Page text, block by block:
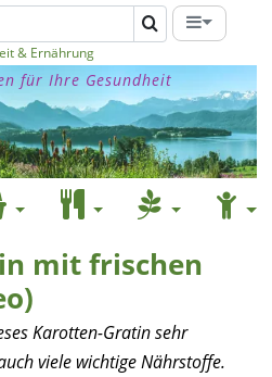
& Ernährung
für Ihre Gesundheit
mit frischen
Karotten-Gratin sehr
viele wichtige Nährstoffe.